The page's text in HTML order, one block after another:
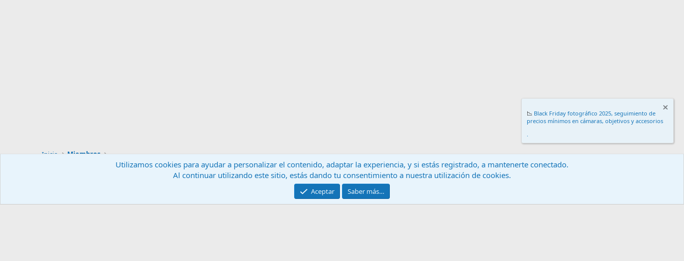
Inicio Miembros
Contáctanos Términos y reglas
Community platform by XenForo® © 2010-2024 XenForo Ltd.
📉 Black Friday fotográfico 2025, seguimiento de
precios mínimos en cámaras, objetivos y accesorios
.
Utilizamos cookies para ayudar a personalizar el contenido, adaptar la experiencia, y si estás registrado, a mantenerte conectado.
Al continuar utilizando este sitio, estás dando tu consentimiento a nuestra utilización de cookies.
Aceptar Saber más…